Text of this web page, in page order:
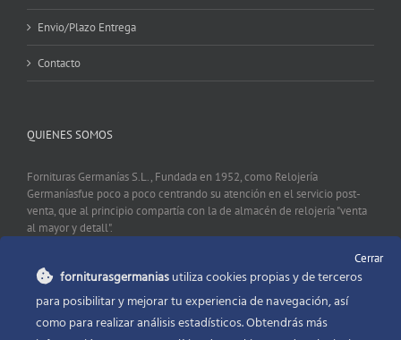
Envio/Plazo Entrega
Contacto
QUIENES SOMOS
Fornituras Germanías S.L., Fundada en 1952, como Relojería
Germaníasfue poco a poco centrando su atención en el servicio post-
venta, que al principio compartía con la de almacén de relojería "venta
al mayor y detall".
CONTACTO
Fornituras Germanías, Calle Sevilla 2, 46006 Valencia España
Cerrar
forniturasgermaniasutiliza cookies propias y de terceros
para posibilitar y mejorar tu experiencia de navegación, así
como para realizar análisis estadísticos. Obtendrás más